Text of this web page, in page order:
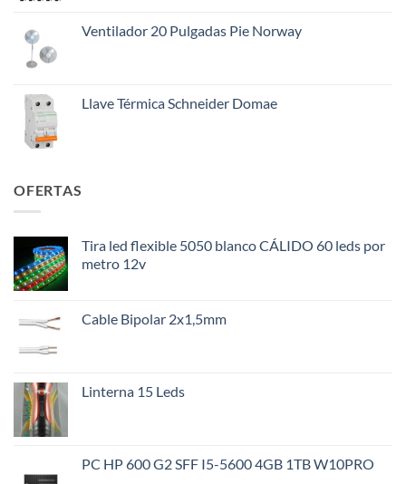
Ventilador 20 Pulgadas Pie Norway
Llave Térmica Schneider Domae
OFERTAS
Tira led flexible 5050 blanco CÁLIDO 60 leds por
metro 12v
Cable Bipolar 2x1,5mm
Linterna 15 Leds
PC HP 600 G2 SFF I5-5600 4GB 1TB W10PRO